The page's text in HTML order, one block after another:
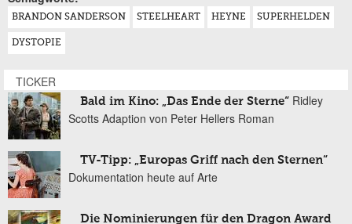
BRANDON SANDERSON STEELHEART HEYNE SUPERHELDEN
DYSTOPIE
TICKER
Bald im Kino: „Das Ende der Sterne“ Ridley
Scotts Adaption von Peter Hellers Roman
TV-Tipp: „Europas Griff nach den Sternen“
Dokumentation heute auf Arte
Die Nominierungen für den Dragon Award